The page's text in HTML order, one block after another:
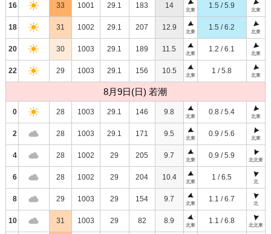
16 33 1001 29.1 183 14
北東
1.5 / 5.9
北東
18 31 1002 29.1 207 12.9
北東
1.5 / 6.2
北東
20 30 1003 29.1 189 11.5
北東
1.2 / 6.1
北東
22 29 1003 29.1 156 10.5
北東
1 / 5.8
北東
8月9日(日) 若潮
0 28 1003 29.1 146 9.8
北東
0.8 / 5.4
北東
2 28 1003 29.1 171 9.5
北東
0.9 / 5.6
北東
4 28 1002 29 205 9.7
北東
0.9 / 5.9
北北東
6 28 1002 29 204 10.4
北東
1 / 6.5
北
8 29 1003 29 154 9.7
北東
1.1 / 6.7
北
10 31 1003 29 82 8.9
北東
1.1 / 6.8
北北東